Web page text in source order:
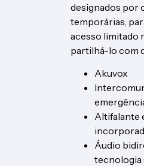
designados por
temporárias,
acesso limitado
partilhá-lo com
Akuvox
Altifalante
Áudio
tecnologia